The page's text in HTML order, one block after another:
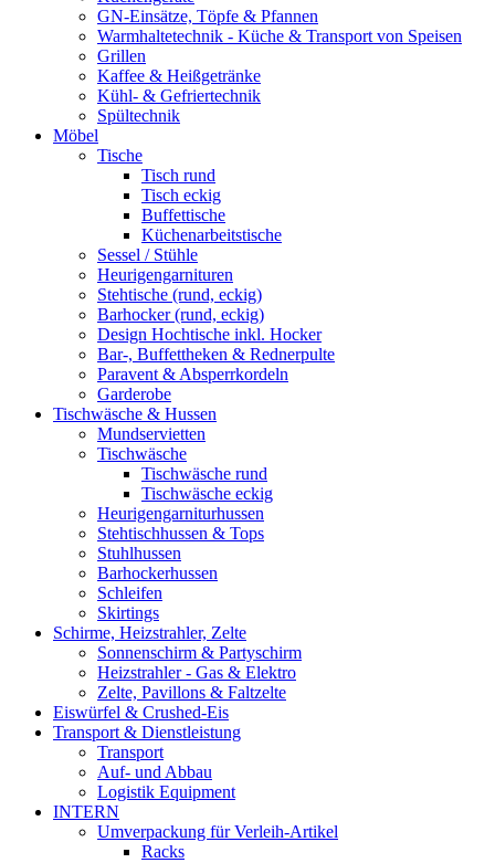
GN-Einsätze, Töpfe & Pfannen
Warmhaltetechnik - Küche & Transport von Speisen
Grillen
Kaffee & Heißgetränke
Kühl- & Gefriertechnik
Spültechnik
Möbel
Tische
Tisch rund
Tisch eckig
Buffettische
Küchenarbeitstische
Sessel / Stühle
Heurigengarnituren
Stehtische (rund, eckig)
Barhocker (rund, eckig)
Design Hochtische inkl. Hocker
Bar-, Buffettheken & Rednerpulte
Paravent & Absperrkordeln
Garderobe
Tischwäsche & Hussen
Mundservietten
Tischwäsche
Tischwäsche rund
Tischwäsche eckig
Heurigengarniturhussen
Stehtischhussen & Tops
Stuhlhussen
Barhockerhussen
Schleifen
Skirtings
Schirme, Heizstrahler, Zelte
Sonnenschirm & Partyschirm
Heizstrahler - Gas & Elektro
Zelte, Pavillons & Faltzelte
Eiswürfel & Crushed-Eis
Transport & Dienstleistung
Transport
Auf- und Abbau
Logistik Equipment
INTERN
Umverpackung für Verleih-Artikel
Racks